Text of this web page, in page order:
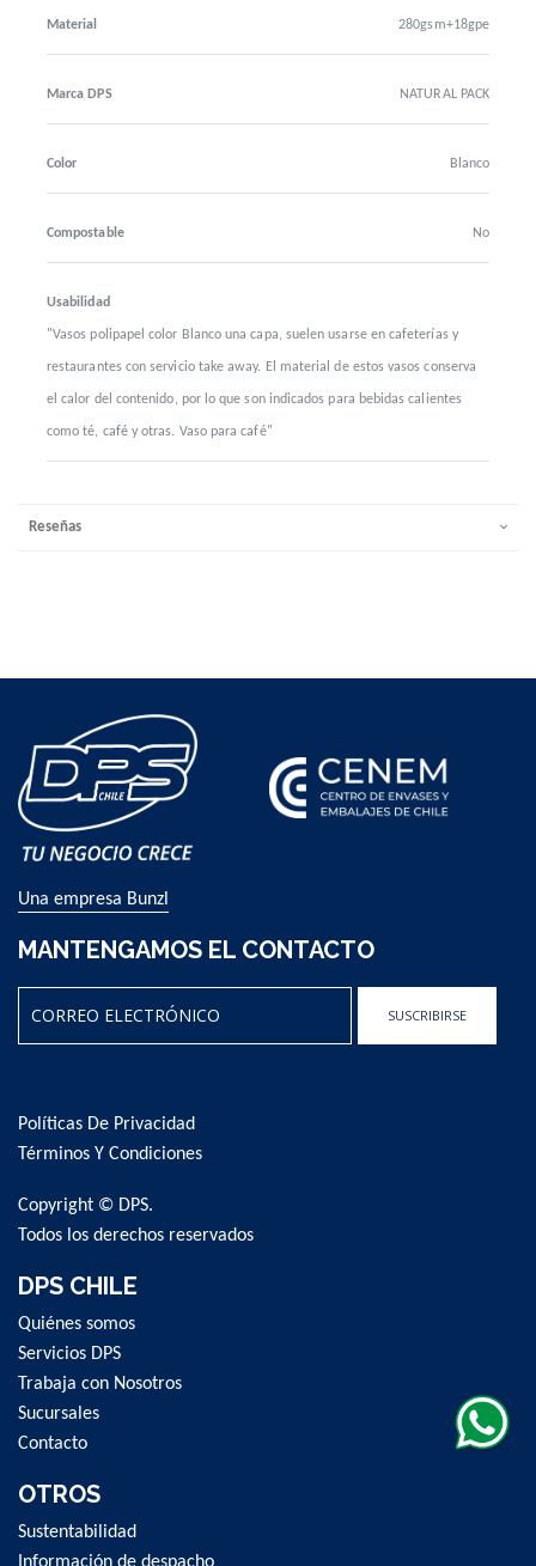
Material 280gsm+18gpe
Marca DPS NATURAL PACK
Color Blanco
Compostable No
Usabilidad
"Vasos polipapel color Blanco una capa, suelen usarse en cafeterías y
restaurantes con servicio take away. El material de estos vasos conserva
el calor del contenido, por lo que son indicados para bebidas calientes
como té, café y otras. Vaso para café"
Reseñas
Una empresa Bunzl
MANTENGAMOS EL CONTACTO
Our
Newsletter:
SUSCRIBIRSE
Políticas De Privacidad
Términos Y Condiciones
Copyright © DPS.
Todos los derechos reservados
DPS CHILE
Quiénes somos
Servicios DPS
Trabaja con Nosotros
Sucursales
Contacto
OTROS
Sustentabilidad
Información de despacho